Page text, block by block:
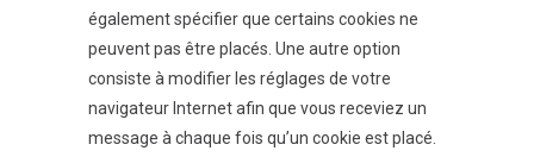
également spécifier que certains cookies ne
peuvent pas être placés. Une autre option
consiste à modifier les réglages de votre
navigateur Internet afin que vous receviez un
message à chaque fois qu’un cookie est placé.